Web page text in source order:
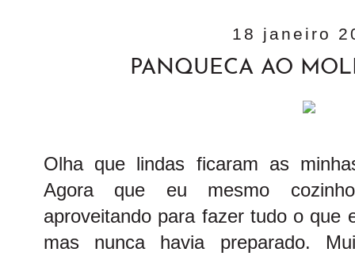
18 janeiro
PANQUECA AO
Olha que lindas ficaram as
Agora que eu mesmo
aproveitando para fazer tudo o que
mas nunca havia preparado.